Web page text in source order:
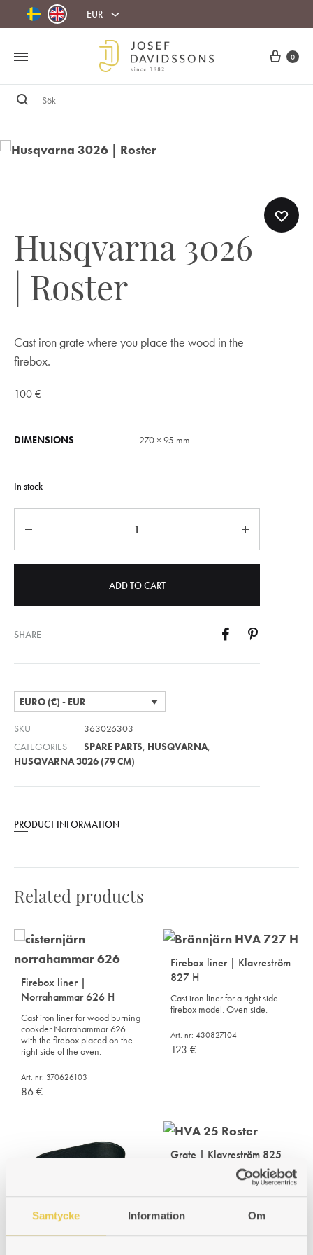
Samtycke Information Om
EUR
Cart
0
Sök
Husqvarna 3026
| Roster
Cast iron grate where you place the wood in the
firebox.
100€
DIMENSIONS 270 × 95 mm
In stock
ADD TO CART
SHARE
EURO (€) - EUR
SKU
363026303
CATEGORIES
SPARE PARTS HUSQVARNA
HUSQVARNA 3026 (79 CM)
PRODUCT INFORMATION
Related products
Firebox liner |
Norrahammar 626 H
Cast iron liner for wood burning
cookder Norrahammar 626
with the firebox placed on the
right side of the oven.
Art. nr: 370626103
86€
Firebox liner | Klavreström
827 H
Cast iron liner for a right side
firebox model. Oven side.
Art. nr: 430827104
123 €
Grate | Klavreström 825
For wood burning cooker
Klavreström 825. Fits cookers
with firebox placed on the right
Art. nr: 430825303